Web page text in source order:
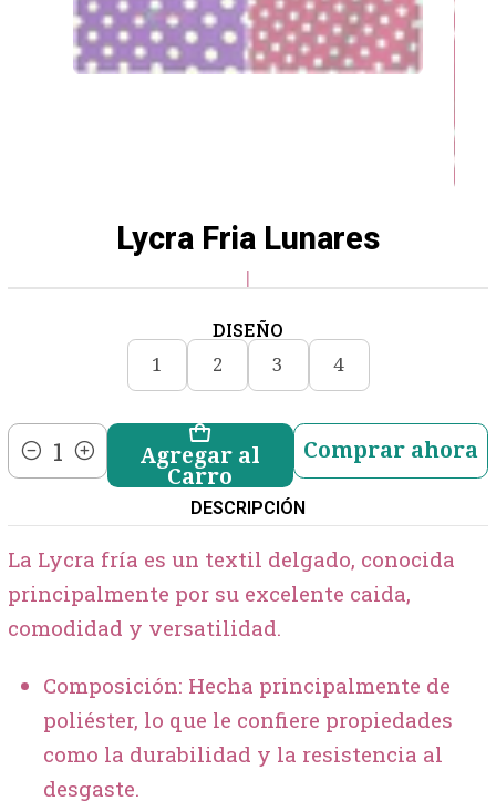
Lycra Fria Lunares
|
DISEÑO
1 2 3 4
Cantidad
Agregar al
Carro
Comprar ahora
DESCRIPCIÓN
La Lycra fría es un textil delgado, conocida
principalmente por su excelente caida,
comodidad y versatilidad.
Composición: Hecha principalmente de
poliéster, lo que le confiere propiedades
como la durabilidad y la resistencia al
desgaste.